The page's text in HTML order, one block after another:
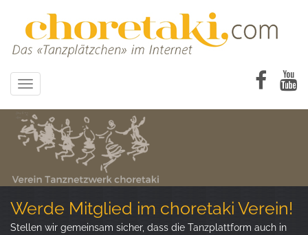
Toggle
navigation
Werde Mitglied im choretaki Verein!
Stellen wir gemeinsam sicher, dass die Tanzplattform auch in